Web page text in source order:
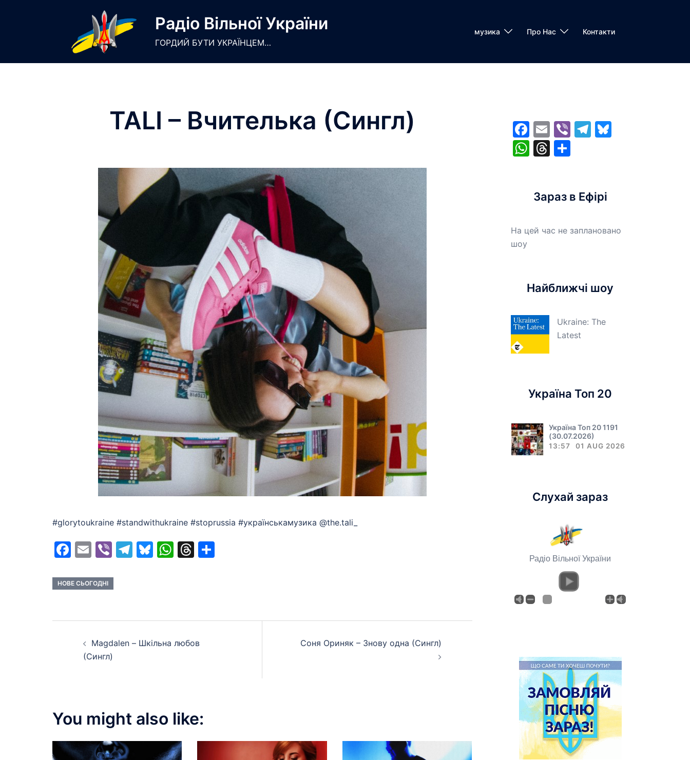
Радіо Вільної України
ГОРДИЙ БУТИ УКРАЇНЦЕМ…
музика Про Нас Контакти
TALI – Вчителька (Сингл)
#glorytoukraine #standwithukraine #stoprussia #українськамузика @the.tali_
Facebook
EmailViberTelegram
Bluesky
WhatsApp
Threads
НОВЕ СЬОГОДНІ
navigation
Magdalen – Шкільна любов
(Сингл)
Соня Ориняк – Знову одна (Сингл)
You might also like:
Facebook
EmailViberTelegram
Bluesky
WhatsApp
Threads
Share
Зараз в Ефірі
На цей час не заплановано
шоу
Найближчі шоу
Ukraine: The
Latest
Україна Топ 20
Україна Топ 20 1191
(30.07.2026)
13:57 01 AUG 2026
Слухай зараз
Радіо Вільної України